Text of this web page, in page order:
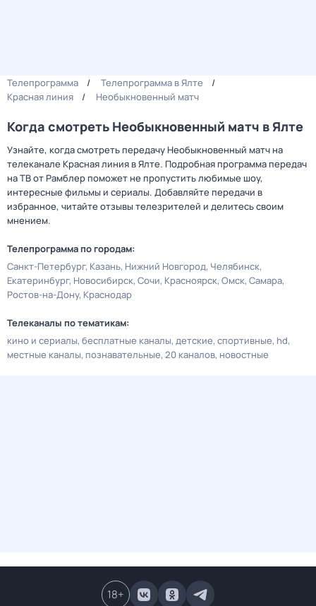
Телепрограмма
Телепрограмма в Ялте
Красная линия
Необыкновенный матч
Когда смотреть Необыкновенный матч в Ялте
Узнайте, когда смотреть передачу Необыкновенный матч на
телеканале Красная линия в Ялте. Подробная программа передач
на ТВ от Рамблер поможет не пропустить любимые шоу,
интересные фильмы и сериалы. Добавляйте передачи в
избранное, читайте отзывы телезрителей и делитесь своим
мнением.
Телепрограмма по городам:
Санкт-Петербург Казань Нижний Новгород Челябинск
Екатеринбург Новосибирск Сочи Красноярск Омск Самара
Ростов-на-Дону Краснодар
Телеканалы по тематикам:
кино и сериалы бесплатные каналы детские спортивные hd
местные каналы познавательные 20 каналов новостные
18+